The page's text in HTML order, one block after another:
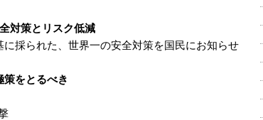
対策とリスク低減
に採られた、世界一の安全対策を国民にお知らせ
策をとるべき